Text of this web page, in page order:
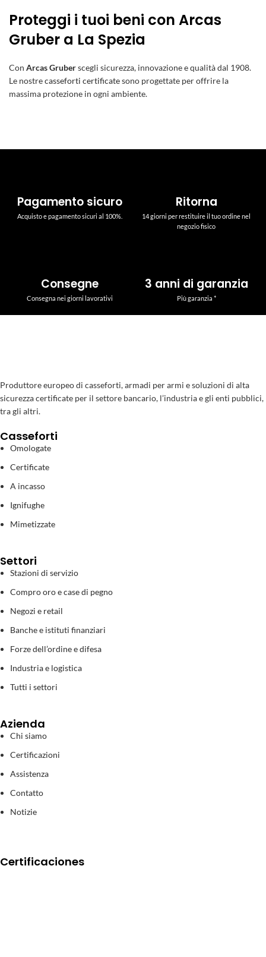
Proteggi i tuoi beni con Arcas
Gruber a La Spezia
Con Arcas Gruberscegli sicurezza, innovazione e qualità dal 1908.
Le nostrecasseforti certificatesono progettate per offrire la
massima protezione in ogni ambiente.
Pagamento sicuro
Acquisto e pagamento sicuri al 100%.
Ritorna
14 giorni per restituire il tuo ordine nel
negozio fisico
Consegne
Consegna nei giorni lavorativi
3 anni di garanzia
Più garanzia *
Produttore europeo di casseforti, armadi per armi e soluzioni di alta
sicurezza certificate per il settore bancario, l’industria e gli enti pubblici,
tra gli altri.
Casseforti
Omologate
Certificate
A incasso
Ignifughe
Mimetizzate
Settori
Stazioni di servizio
Compro oro e case di pegno
Negozi e retail
Banche e istituti finanziari
Forze dell’ordine e difesa
Industria e logistica
Tutti i settori
Azienda
Chi siamo
Certificazioni
Assistenza
Contatto
Notizie
Certificaciones